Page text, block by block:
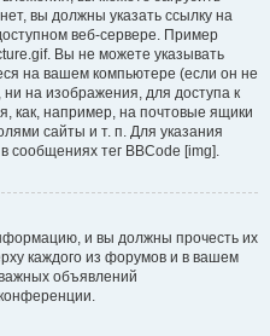
вы должны указать ссылку на
веб-сервере. Пример
Вы не можете указывать
на вашем компьютере (если он не
на изображения, для доступа к
как, например, на почтовые ящики
сайты и т. п. Для указания
сообщениях тег BBCode [img].
и вы должны прочесть их
каждого из форумов и в вашем
объявлений